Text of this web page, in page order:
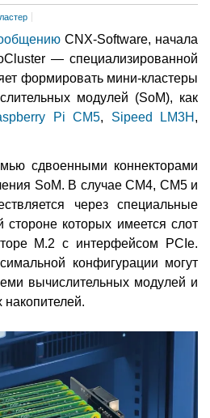
CNX-Software, начала
— специализированной
формировать мини-кластеры
модулей (SoM), как
Pi CM5, Sipeed LM3H ,
сдвоенными коннекторами
SoM. В случае CM4, CM5 и
через специальные
которых имеется слот
M.2 с интерфейсом PCIe.
конфигурации могут
вычислительных модулей и